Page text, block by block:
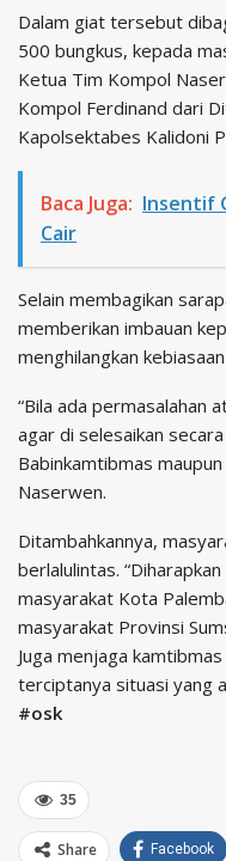
Dalam giat tersebut
500 bungkus, kepada
Ketua Tim Kompol
Kompol Ferdinand dari
Kapolsektabes Kalidoni
Baca Juga: Insentif
Cair
Selain membagikan
memberikan imbauan
menghilangkan
“Bila ada permasalahan
agar di selesaikan
Babinkamtibmas
Naserwen.
Ditambahkannya,
berlalulintas.
masyarakat Kota
masyarakat Provinsi
Juga menjaga
terciptanya situasi yang
#osk
35
Share Facebook